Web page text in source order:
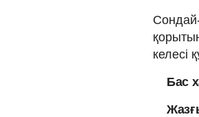
келесі
Бас